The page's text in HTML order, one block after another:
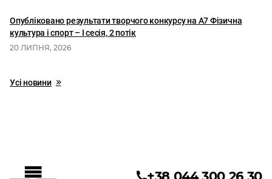
Опубліковано результати творчого конкурсу на А7 Фізична
культура і спорт – І сесія, 2 потік
20 ЛИПНЯ, 2026
Усі новини
+38 044 300 26 30